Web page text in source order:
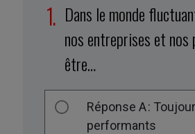
Dans le monde
nos entreprises et
être…
Réponse A :
performants